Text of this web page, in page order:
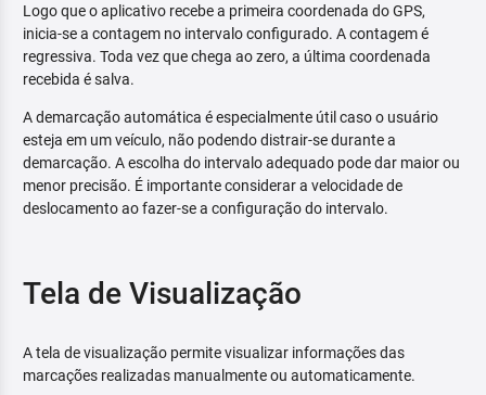
Logo que o aplicativo recebe a primeira coordenada do GPS,
inicia-se a contagem no intervalo configurado. A contagem é
regressiva. Toda vez que chega ao zero, a última coordenada
recebida é salva.
A demarcação automática é especialmente útil caso o usuário
esteja em um veículo, não podendo distrair-se durante a
demarcação. A escolha do intervalo adequado pode dar maior ou
menor precisão. É importante considerar a velocidade de
deslocamento ao fazer-se a configuração do intervalo.
Tela de Visualização
A tela de visualização permite visualizar informações das
marcações realizadas manualmente ou automaticamente.